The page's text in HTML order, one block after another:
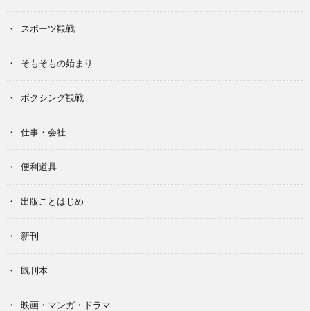
スポーツ観戦
そもそもの始まり
ボクシング観戦
仕事・会社
便利道具
出版ことはじめ
新刊
既刊本
映画・マンガ・ドラマ